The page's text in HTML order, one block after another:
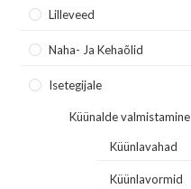
Lilleveed
Naha- Ja Kehaõlid
Isetegijale
Küünalde valmistamine
Küünlavahad
Küünlavormid